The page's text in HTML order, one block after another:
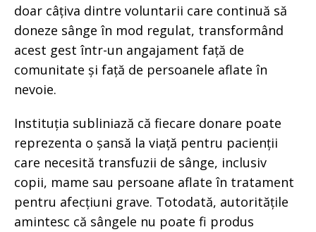
doar câțiva dintre voluntarii care continuă să
doneze sânge în mod regulat, transformând
acest gest într-un angajament față de
comunitate și față de persoanele aflate în
nevoie.
Instituția subliniază că fiecare donare poate
reprezenta o șansă la viață pentru pacienții
care necesită transfuzii de sânge, inclusiv
copii, mame sau persoane aflate în tratament
pentru afecțiuni grave. Totodată, autoritățile
amintesc că sângele nu poate fi produs